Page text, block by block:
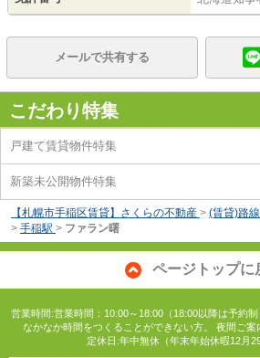
メールで共有する
こだわり特集
戸建て賃貸物件特集
新築未公開物件特集
【札幌市手稲区賃貸】さくらの不動産 > (賃貸)路
> 手稲駅 > ファラン曙
ページトップに
営業時間:営業時間：10:00～18:00（18:00以降は予約
なかなか時間をつくることができない方。 夜間ご案
定休日:年中無休（年末年始休暇12月